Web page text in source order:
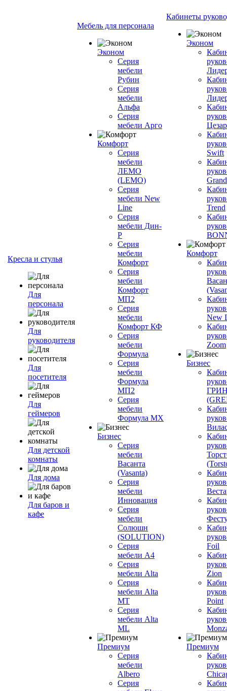
Кресла и стулья
Для
персонала
Для
руководителя
Для
посетителя
Для
геймеров
Для детской
комнаты
Для дома
Для баров и
кафе
Мебель для персонала
Эконом
Серия
мебели
Рубин
Серия
мебели
Альфа
Серия
мебели Арго
Комфорт
Серия
мебели
ЛЕМО
(LEMO)
Серия
мебели New
Line
Серия
мебели Дин-
Р
Серия
мебели
Комфорт
Серия
мебели
Комфорт
МП2
Серия
мебели
Комфорт КФ
Серия
мебели
Формула
Серия
мебели
Формула
МП2
Серия
мебели
Формула МХ
Бизнес
Серия
мебели
Васанта
(Vasanta)
Серия
мебели
Инновация
Серия
мебели
Солюшн
(SOLUTION)
Серия
мебели A4
Серия
мебели Alta
Серия
мебели Alta
MT
Серия
мебели Alta
ML
Премиум
Серия
мебели
Albero
Серия
Кабинеты
Эконом
Swift
Grand
Trend
Комфорт
New
Zoom
Бизнес
Foil
Zion
Point
Премиум